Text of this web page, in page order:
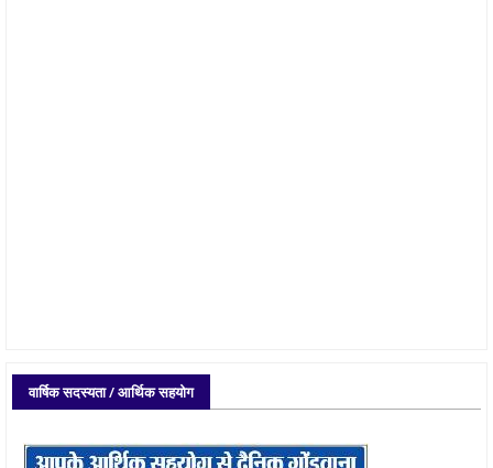
वार्षिक सदस्यता / आर्थिक सहयोग